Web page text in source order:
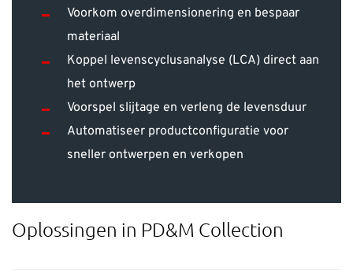
Voorkom overdimensionering en bespaar
materiaal
Koppel levenscyclusanalyse (LCA) direct aan
het ontwerp
Voorspel slijtage en verleng de levensduur
Automatiseer productconfiguratie voor
sneller ontwerpen en verkopen
Oplossingen in PD&M Collection